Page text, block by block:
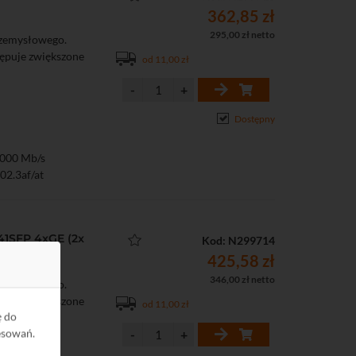
do
zwiększone
Mb/s
at
362,85 zł
295,00 zł netto
od 11,00 zł
Dostępny
4xGE (2x
zwiększone
Kod: N299714
425,58 zł
346,00 zł netto
od 11,00 zł